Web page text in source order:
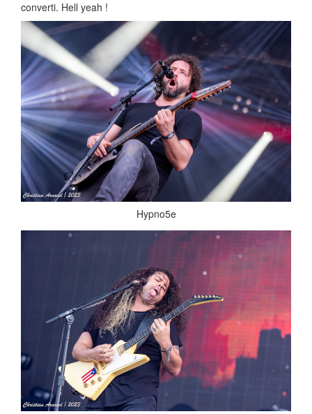
converti. Hell yeah !
Hypno5e